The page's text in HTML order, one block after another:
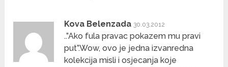
Kova Belenzada 30.03.2012
..”Ako fula pravac pokazem mu pravi
put”.Wow, ovo je jedna izvanredna
kolekcija misli i osjecanja koje